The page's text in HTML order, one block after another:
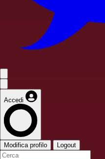
Accedi
Modifica profilo Logout